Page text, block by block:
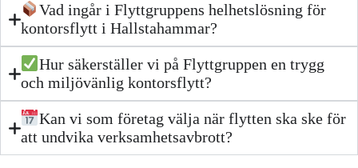
Vad ingår i Flyttgruppens helhetslösning för
kontorsflytt i Hallstahammar?
Hur säkerställer vi på Flyttgruppen en trygg
och miljövänlig kontorsflytt?
Kan vi som företag välja när flytten ska ske för
att undvika verksamhetsavbrott?